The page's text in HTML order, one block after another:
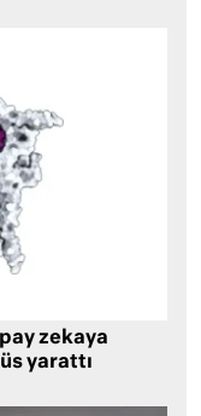
zekaya
yarattı